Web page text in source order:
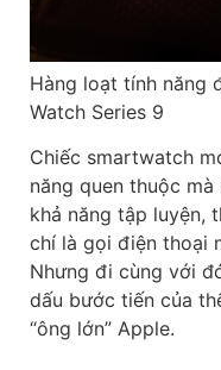
Hàng loạt tính năng
Watch Series 9
Chiếc smartwatch
năng quen thuộc
khả năng tập luyện,
chí là gọi điện thoại
Nhưng đi cùng với
dấu bước tiến của
“ông lớn” Apple.